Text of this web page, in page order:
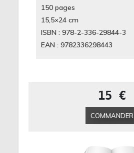
150 pages
15,5×24 cm
ISBN : 978-2-336-29844-3
EAN : 9782336298443
15 €
COMMANDER